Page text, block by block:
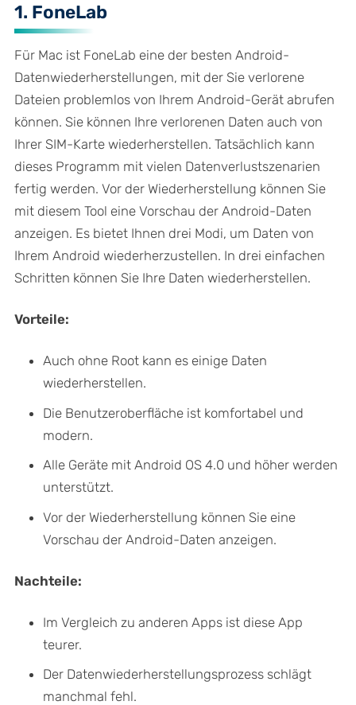
1. FoneLab
Für Mac ist FoneLab eine der besten Android-
Datenwiederherstellungen, mit der Sie verlorene
Dateien problemlos von Ihrem Android-Gerät abrufen
können. Sie können Ihre verlorenen Daten auch von
Ihrer SIM-Karte wiederherstellen. Tatsächlich kann
dieses Programm mit vielen Datenverlustszenarien
fertig werden. Vor der Wiederherstellung können Sie
mit diesem Tool eine Vorschau der Android-Daten
anzeigen. Es bietet Ihnen drei Modi, um Daten von
Ihrem Android wiederherzustellen. In drei einfachen
Schritten können Sie Ihre Daten wiederherstellen.
Vorteile:
Auch ohne Root kann es einige Daten
wiederherstellen.
Die Benutzeroberfläche ist komfortabel und
modern.
Alle Geräte mit Android OS 4.0 und höher werden
unterstützt.
Vor der Wiederherstellung können Sie eine
Vorschau der Android-Daten anzeigen.
Nachteile:
Im Vergleich zu anderen Apps ist diese App
teurer.
Der Datenwiederherstellungsprozess schlägt
manchmal fehl.